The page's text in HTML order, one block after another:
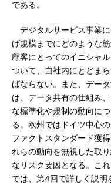
である。
デジタルサービス事業
げ規模までにどのような
顧客にとってのイニシャ
ついて、自社内にとどま
ばならない。また、デー
は、データ共有の仕組み
な標準化や規制の動向に
る。欧州ではドイツ中心
ファクトスタンダード獲
れらの動向を無視した取
なリスク要因となる。こ
ては、第4回で詳しく説明